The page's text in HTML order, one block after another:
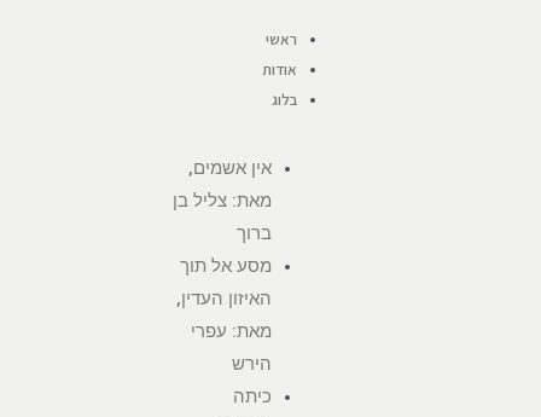
ראשי
אודות
בלוג
אין אשמים,
מאת: צליל בן
ברוך
מסע אל תוך
האיזון העדין,
מאת: עפרי
הירש
כיתה